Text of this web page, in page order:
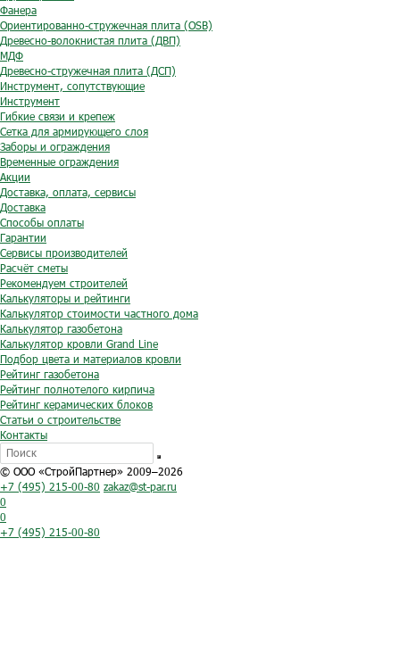
Фанера
Ориентированно-стружечная плита (OSB)
Древесно-волокнистая плита (ДВП)
МДФ
Древесно-стружечная плита (ДСП)
Инструмент, сопутствующие
Инструмент
Гибкие связи и крепеж
Сетка для армирующего слоя
Заборы и ограждения
Временные ограждения
Акции
Доставка, оплата, сервисы
Доставка
Способы оплаты
Гарантии
Сервисы производителей
Расчёт сметы
Рекомендуем строителей
Калькуляторы и рейтинги
Калькулятор стоимости частного дома
Калькулятор газобетона
Калькулятор кровли Grand Line
Подбор цвета и материалов кровли
Рейтинг газобетона
Рейтинг полнотелого кирпича
Рейтинг керамических блоков
Статьи о строительстве
Контакты
© ООО «СтройПартнер» 2009–2026
+7 (495) 215-00-80 zakaz@st-par.ru
0
0
+7 (495) 215-00-80